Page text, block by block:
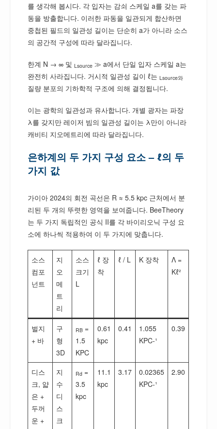
를 생각해 봅시다. 각 입자는 감쇠 스케일 a를 갖는 파
동을 방출합니다. 이러한 파동을 일관되게 합산하면
중첩된 필드의 일관성 길이는 단순히 a가 아니라 소스
의 공간적 구성에 따라 달라집니다.
한계 N → ∞ 및Lsource ≫ a에서 단일 입자 스케일 a는
완전히 사라집니다. 거시적 일관성 길이 ℓ는Lsource와
질량 분포의 기하학적 구조에 의해 결정됩니다.
이는 광학의 일관성과 유사합니다. 개별 광자는 파장
λ를 갖지만 레이저 빔의 일관성 길이는 λ만이 아니라
캐비티 지오메트리에 따라 달라집니다.
은하계의 두 가지 구성 요소 – ℓ의 두
가지 값
가이아 2024의 회전 곡선은 R ≈ 5.5 kpc 근처에서 분
리된 두 개의 뚜렷한 영역을 보여줍니다. BeeTheory
는 두 가지 독립적인 공식 II를 각 바이리오닉 구성 요
소에 하나씩 적용하여 이 두 가지에 맞춥니다.
소스
컴포
넌트
지
오
메
트
리
소스
크기
L
ℓ 장
착
ℓ / L K 장착
Λ =
Kℓ²
벌지
+ 바
구
형
3D
RB =
1.5
KPC
0.61
kpc
0.41
1.055
KPC-¹
0.39
디스
크, 얇
은 +
두꺼
운 +
지
수
디
스
크
Rd =
3.5
kpc
11.1
kpc
3.17
0.02365
KPC-¹
2.90